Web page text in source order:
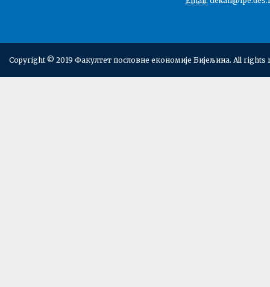
Copyright © 2019 Факултет пословне економије Бијељина. All rights